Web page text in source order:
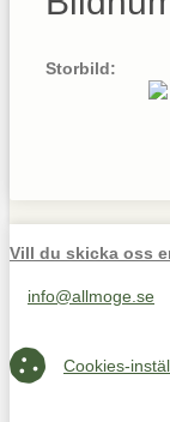
Storbild:
Vill du skicka oss
Maila oss på
info@allmoge.se
Cookies-inställningar
Cookies-